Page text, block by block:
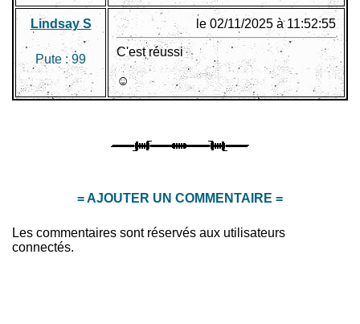
Lindsay S
Pute :99
le 02/11/2025 à 11:52:55
C'est réussi
☺️
= AJOUTER UN COMMENTAIRE =
Les commentaires sont réservés aux utilisateurs
connectés.